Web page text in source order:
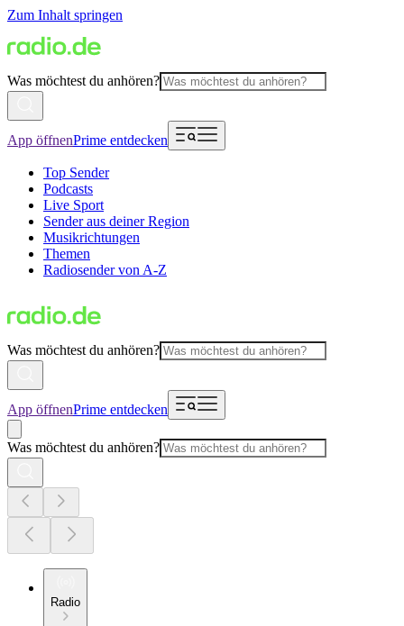
Zum Inhalt springen
Was möchtest du anhören?
App öffnenPrime entdecken
Top Sender
Podcasts
Live Sport
Sender aus deiner Region
Musikrichtungen
Themen
Radiosender von A-Z
Was möchtest du anhören?
App öffnenPrime entdecken
Was möchtest du anhören?
Radio